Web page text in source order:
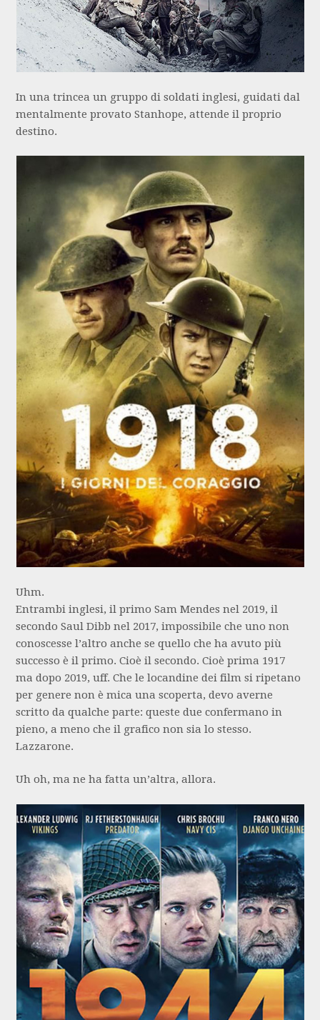
In una trincea un gruppo di soldati inglesi, guidati dal
mentalmente provato Stanhope, attende il proprio
destino.
Uhm.
Entrambi inglesi, il primo Sam Mendes nel 2019, il
secondo Saul Dibb nel 2017, impossibile che uno non
conoscesse l’altro anche se quello che ha avuto più
successo è il primo. Cioè il secondo. Cioè prima 1917
ma dopo 2019, uff. Che le locandine dei film si ripetano
per genere non è mica una scoperta, devo averne
scritto da qualche parte: queste due confermano in
pieno, a meno che il grafico non sia lo stesso.
Lazzarone.
Uh oh, ma ne ha fatta un’altra, allora.